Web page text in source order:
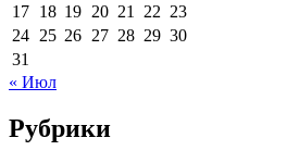
17 18 19 20 21 22 23
24 25 26 27 28 29 30
31
« Июл
Рубрики